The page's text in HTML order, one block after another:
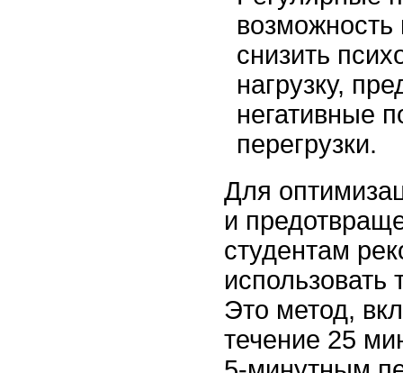
возможность
снизить
нагрузку,
негативные
перегрузки.
Для
и
студентам
использовать
Это метод,
течение 25